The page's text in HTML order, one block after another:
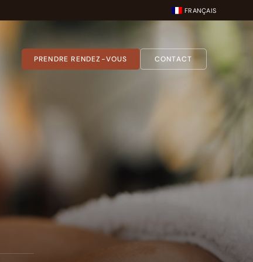
FRANÇAIS
PRENDRE RENDEZ-VOUS CONTACT